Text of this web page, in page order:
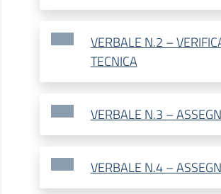
VERBALE N.2 –
TECNICA
VERBALE N.3 –
VERBALE N.4 –